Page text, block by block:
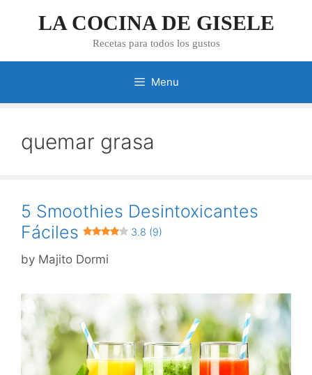
LA COCINA DE GISELE
Recetas para todos los gustos
Menu
quemar grasa
5 Smoothies Desintoxicantes
Fáciles
3.8 (9)
by Majito Dormi